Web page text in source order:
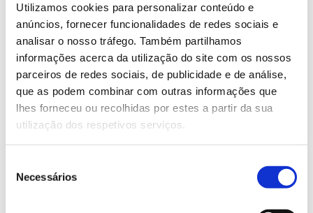
Utilizamos cookies para personalizar conteúdo e
anúncios, fornecer funcionalidades de redes sociais e
analisar o nosso tráfego. Também partilhamos
informações acerca da utilização do site com os nossos
parceiros de redes sociais, de publicidade e de análise,
que as podem combinar com outras informações que
lhes forneceu ou recolhidas por estes a partir da sua
utilização dos respetivos serviços.
Necessários
vigilantes da Natureza, o workshop é gratuito, mas
necessita de confirmação prévia de participação.
13.07.2026
Genoma do priolo e de outras espécies em risco:
conhecer para conservar